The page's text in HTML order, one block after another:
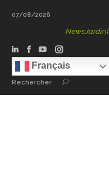
07/08/2026
NewsJardinTV
Français
Rechercher